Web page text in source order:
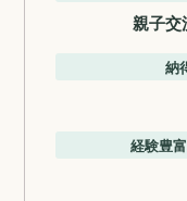
親子交
納
経験豊